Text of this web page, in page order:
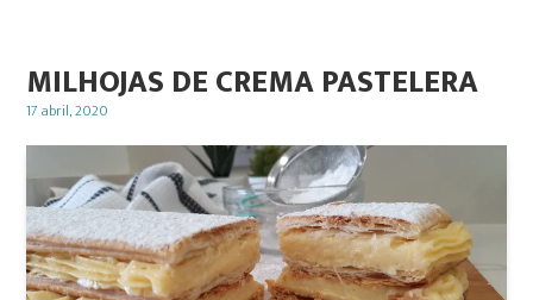
MILHOJAS DE CREMA PASTELERA
Posted
17 abril, 2020